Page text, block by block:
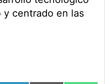
centrado en las